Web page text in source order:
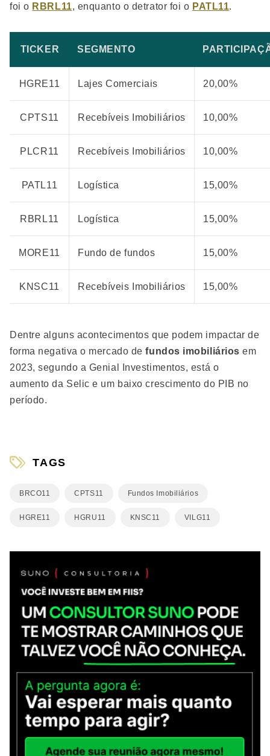
foi o RBRL11, enquanto o detrator foi o PATL11.
TICKER SEGMENTO
HGRE11 Lajes Comerciais 20,00%
CPTS11 Recebíveis Imobiliários 10,00%
PLCR11 Recebíveis Imobiliários 10,00%
PATL11 Logística 15,00%
RBRL11 Logística 15,00%
MORE11 Fundo de fundos 15,00%
KNSC11 Recebíveis Imobiliários 15,00%
Dentre alguns acontecimentos que podem impactar de
forma negativa o mercado defundos imobiliários em
2023, segundo a Genial Investimentos, está o
aumento da Selic e um baixo crescimento do PIB no
período.
TAGS
BRCO11 CPTS11 Fundos Imobiliários
HGRE11 HGRU11 KNSC11 VILG11